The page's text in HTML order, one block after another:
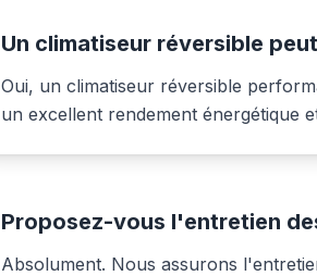
Un climatiseur réversible
Oui, un climatiseur réversible
un excellent rendement énergétique
Proposez-vous l'entretien
Absolument. Nous assurons